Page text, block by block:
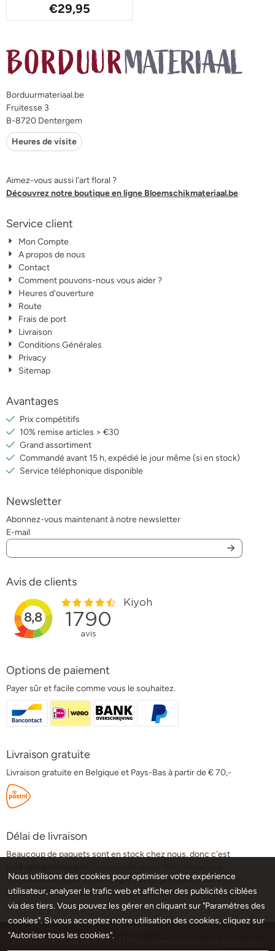
€29,95
Borduurmateriaal.be
Fruitesse 3
B-8720 Dentergem
Heures de visite
Aimez-vous aussi l'art floral ?
Découvrez notre boutique en ligne Bloemschikmateriaal.be
Service client
Mon Compte
A propos de nous
Contact
Comment pouvons-nous vous aider ?
Heures d'ouverture
Route
Frais de port
Livraison
Conditions Générales
Privacy
Sitemap
Avantages
Prix compétitifs
10% remise articles > €30
Grand assortiment
Commandé avant 15 h, expédié le jour même (si en stock)
Service téléphonique disponible
Newsletter
Abonnez-vous maintenant à notre newsletter
E-mail
Avis de clients
Options de paiement
Payer sûr et facile comme vous le souhaitez.
Livraison gratuite
Livraison gratuite en Belgique et Pays-Bas à partir de € 70,-
Délai de livraison
Beaucoup de paquets sont en stock chez nous, donc c'est
d'ouvrable expédié. Si ce ne sont pas disponibles, vous voyez
ça dans l'info de produit, et la expedition se fait sous 1-5 jours
ouvrés.
borduurmateriaal.be 8.8/ 10
Nous utilisons des cookies pour optimiser votre expérience
utilisateur, analyser le trafic web et afficher des publicités ciblées
via des tiers. Vous pouvez les gérer en cliquant sur "Paramètres des
cookies". Si vous acceptez notre utilisation des cookies, cliquez sur
"Autoriser tous les cookies".